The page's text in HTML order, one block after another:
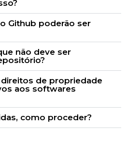
Github poderão ser
não deve ser
de propriedade
aos softwares
como proceder?